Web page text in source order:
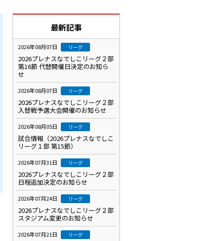
最新記事
2026年08月07日 リーグ
2026プレナスなでしこリーグ２部
第16節 代替開催日決定のお知ら
せ
2026年08月07日 リーグ
2026プレナスなでしこリーグ２部
入替戦予選大会開催のお知らせ
2026年08月05日 リーグ
試合情報（2026プレナスなでしこ
リーグ１部 第15節）
2026年07月31日 リーグ
2026プレナスなでしこリーグ２部
日程追加決定のお知らせ
2026年07月24日 リーグ
2026プレナスなでしこリーグ２部
スタジアム変更のお知らせ
2026年07月21日 リーグ